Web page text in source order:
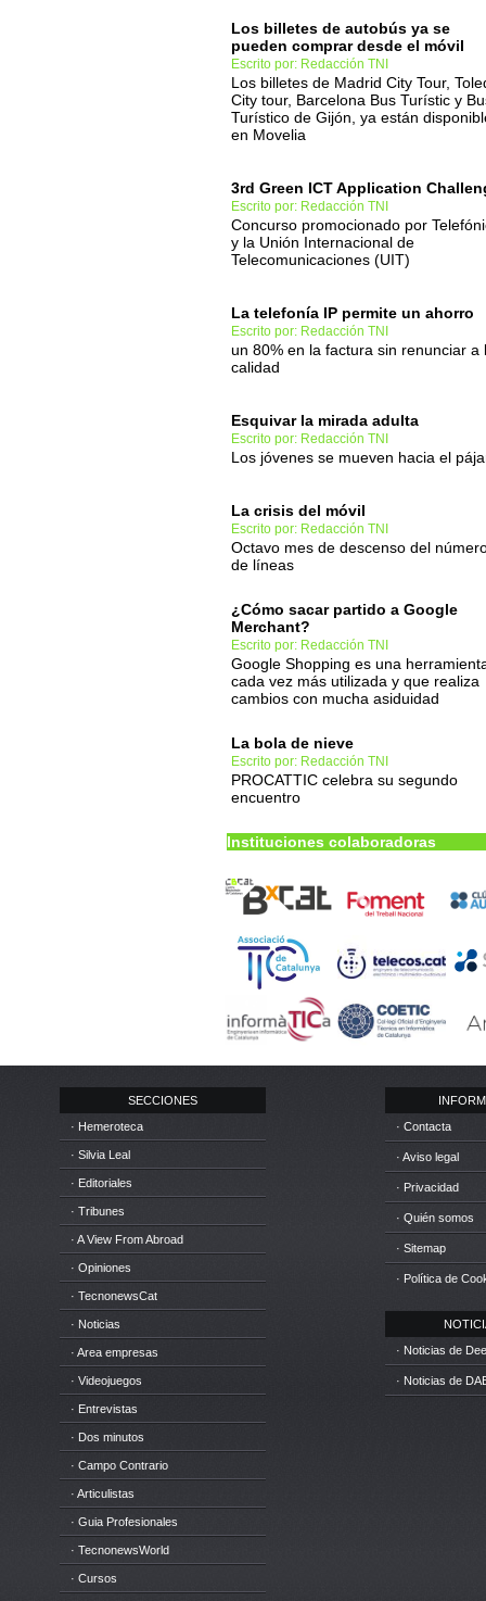
Los billetes de autobús ya se
pueden comprar desde el móvil
Escrito por: Redacción TNI
Los billetes de Madrid City Tour,
City tour, Barcelona Bus Turístic y
Turístico de Gijón, ya están
en Movelia
3rd Green ICT Application
Escrito por: Redacción TNI
Concurso promocionado por
y la Unión Internacional de
Telecomunicaciones (UIT)
La telefonía IP permite un ahorro
Escrito por: Redacción TNI
un 80% en la factura sin renunciar a
calidad
Esquivar la mirada adulta
Escrito por: Redacción TNI
Los jóvenes se mueven hacia el
La crisis del móvil
Escrito por: Redacción TNI
Octavo mes de descenso del
de líneas
¿Cómo sacar partido a Google
Merchant?
Escrito por: Redacción TNI
Google Shopping es una
cada vez más utilizada y que realiza
cambios con mucha asiduidad
La bola de nieve
Escrito por: Redacción TNI
PROCATTIC celebra su segundo
encuentro
Instituciones colaboradoras
SECCIONES
· Hemeroteca
· Silvia Leal
· Editoriales
· Tribunes
· A View From Abroad
· Opiniones
· TecnonewsCat
· Noticias
· Area empresas
· Videojuegos
· Entrevistas
· Dos minutos
· Campo Contrario
· Articulistas
· Guia Profesionales
· TecnonewsWorld
· Cursos
· Contacta
· Aviso legal
· Privacidad
· Quién somos
· Sitemap
· Política de
· Noticias de
· Noticias de